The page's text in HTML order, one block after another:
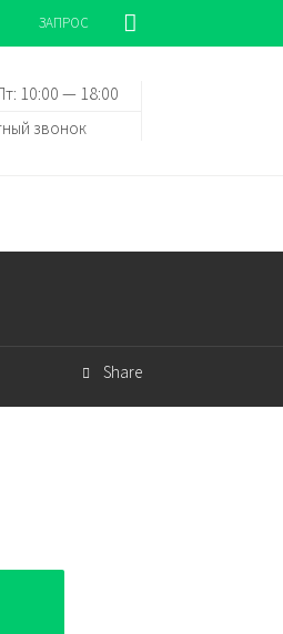
ЗАПРОС
10:00 — 18:00
звонок
Share